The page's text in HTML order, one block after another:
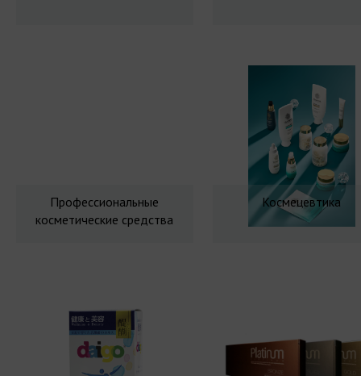
Профессиональные
косметические средства
Космецевтика